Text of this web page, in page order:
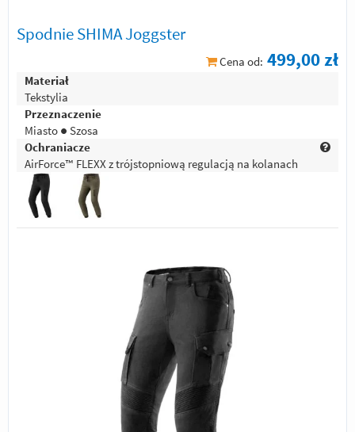
Spodnie SHIMA Joggster
Cena od: 499,00 zł
Materiał
Tekstylia
Przeznaczenie
Miasto ● Szosa
Ochraniacze
AirForce™ FLEXX z trójstopniową regulacją na kolanach